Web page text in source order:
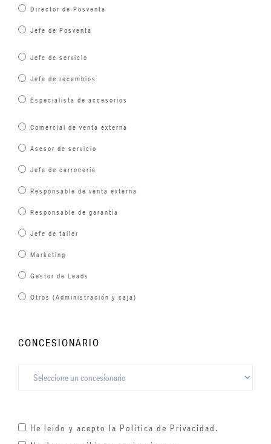
Director de Posventa
Jefe de Posventa
Jefe de servicio
Jefe de recambios
Especialista de accesorios
Comercial de venta externa
Asesor de servicio
Jefe de carrocería
Responsable de venta externa
Responsable de garantía
Jefe de taller
Marketing
Gestor de Leads
Otros (Administración y caja)
CONCESIONARIO
He leído y acepto la Política de Privacidad .